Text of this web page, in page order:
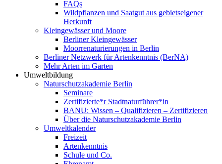
FAQs
Wildpflanzen und Saatgut aus gebietseigener
Herkunft
Kleingewässer und Moore
Berliner Kleingewässer
Moorrenaturierungen in Berlin
Berliner Netzwerk für Artenkenntnis (BerNA)
Mehr Arten im Garten
Umweltbildung
Naturschutzakademie Berlin
Seminare
Zertifizierte*r Stadtnaturführer*in
BANU: Wissen – Qualifizieren – Zertifizieren
Über die Naturschutzakademie Berlin
Umweltkalender
Freizeit
Artenkenntnis
Schule und Co.